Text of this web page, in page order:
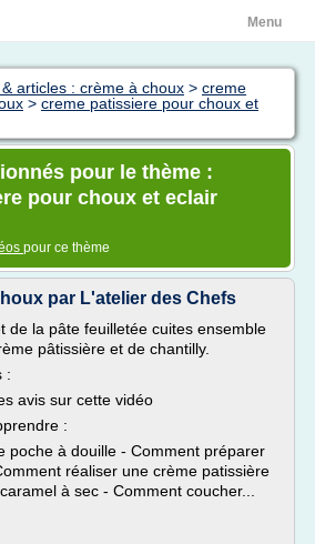
Menu
articles : crème à choux > creme
> creme patissiere pour choux et
pour le thème :
pour choux et eclair
pour ce thème
par L'atelier des Chefs
de la pâte feuilletée cuites ensemble
pâtissière et de chantilly.
:
avis sur cette vidéo
:
poche à douille - Comment préparer
réaliser une crème patissière
à sec - Comment coucher...